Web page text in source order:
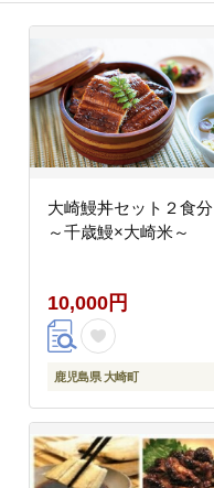
大崎鰻丼セット２食分
～千歳鰻×大崎米～
10,000円
鹿児島県 大崎町